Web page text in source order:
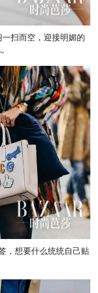
一扫而空，迎接明媚的
，想要什么统统自己贴